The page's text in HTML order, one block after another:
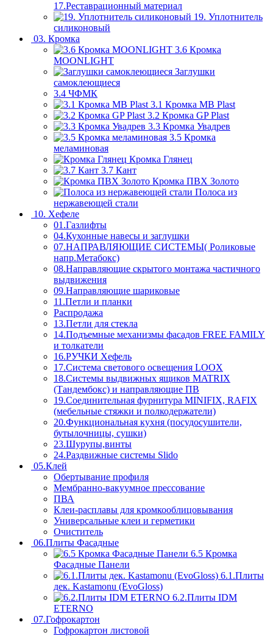
17.Реставрационный материал
19. Уплотнитель
силиконовый
03. Кромка
3.6 Кромка
MOONLIGHT
Заглушки
самоклеющиеся
3.4 ЧФМК
3.1 Кромка MB Plast
3.2 Кромка GP Plast
3.3 Кромка Увадрев
3.5 Кромка
меламиновая
Кромка Глянец
3.7 Кант
Кромка ПВХ Золото
Полоса из
нержавеющей стали
10. Хефеле
01.Газлифты
04.Кухонные навесы и заглушки
07.НАПРАВЛЯЮЩИЕ СИСТЕМЫ( Роликовые
напр.Метабокс)
08.Направляющие скрытого монтажа частичного
выдвижения
09.Направляющие шариковые
11.Петли и планки
Распродажа
13.Петли для стекла
14.Подъемные механизмы фасадов FREE FAMILY
и толкатели
16.РУЧКИ Хефель
17.Система светового освещения LOOX
18.Системы выдвижных ящиков MATRIX
(Тандембокс) и направляющие ПВ
19.Соединительная фурнитура MINIFIX, RAFIX
(мебельные стяжки и полкодержатели)
20.Функциональная кухня (посудосушители,
бутылочницы, сушки)
23.Шурупы,винты
24.Раздвижные системы Slido
05.Клей
Обертывание профиля
Мембранно-вакуумное прессование
ПВА
Клеи-расплавы для кромкооблицовывания
Универсальные клеи и герметики
Очиститель
06.Плиты Фасадные
6.5 Кромка
Фасадные Панели
6.1.Плиты
дек. Kastamonu (EvoGloss)
6.2.Плиты IDM
ETERNO
07.Гофрокартон
Гофрокартон листовой